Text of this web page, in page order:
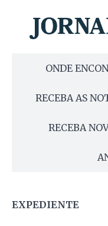
ONDE
RECEBA AS
RECEBA
EXPEDIENTE